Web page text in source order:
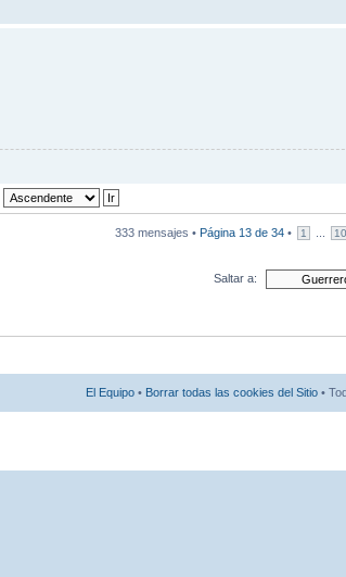
333 mensajes • Página 13 de 34 • 1 ... 10
Saltar a:
El Equipo • Borrar todas las cookies del Sitio •